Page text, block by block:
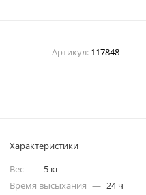
Артикул: 117848
Характеристики
Вес — 5 кг
Время высыхания — 24 ч